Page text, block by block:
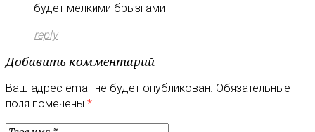
будет мелкими брызгами
reply
Добавить комментарий
Ваш адрес email не будет опубликован. Обязательные
поля помечены *